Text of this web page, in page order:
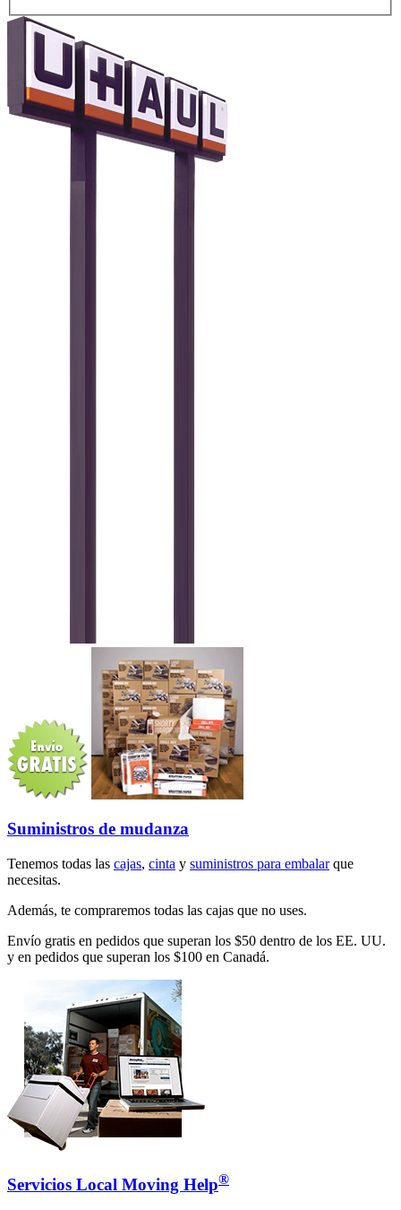
Suministros de mudanza
Tenemos todas las cajas, cinta y suministros para embalarque
necesitas.
Además, te compraremos todas las cajas que no uses.
Envío gratis en pedidos que superan los $50 dentro de los EE. UU.
y en pedidos que superan los $100 en Canadá.
Servicios Local Moving Help®